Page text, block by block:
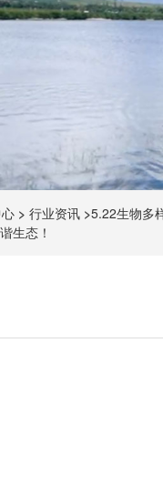
> 行业资讯 >5.22生物多
生态！